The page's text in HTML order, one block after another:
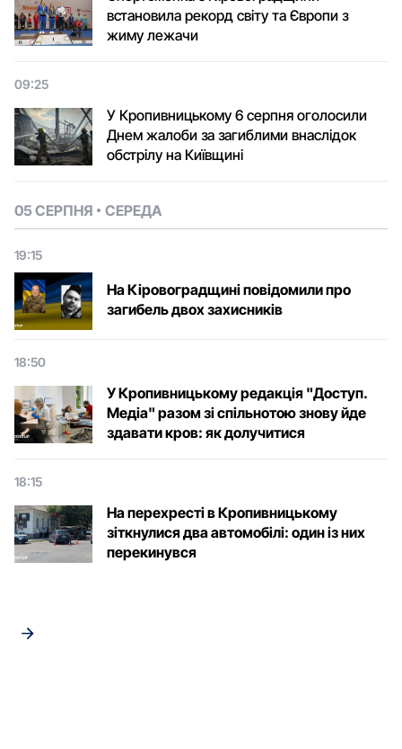
встановила рекорд світу та Європи з
жиму лежачи
09:25
У Кропивницькому 6 серпня оголосили
Днем жалоби за загиблими внаслідок
обстрілу на Київщині
05 СЕРПНЯ СЕРЕДА
19:15
На Кіровоградщині повідомили про
загибель двох захисників
18:50
У Кропивницькому редакція "Доступ.
Медіа" разом зі спільнотою знову йде
здавати кров: як долучитися
18:15
На перехресті в Кропивницькому
зіткнулися два автомобілі: один із них
перекинувся